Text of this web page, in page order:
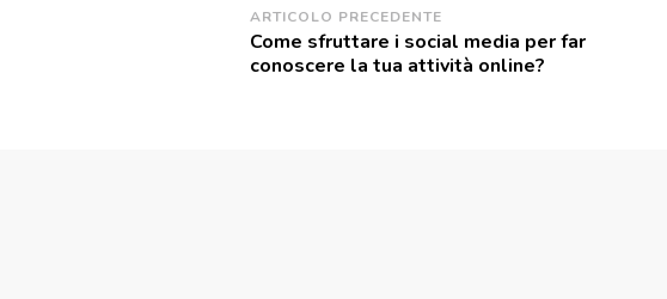
Navigazione
articoli
ARTICOLO PRECEDENTE
Come sfruttare i social media per far
conoscere la tua attività online?